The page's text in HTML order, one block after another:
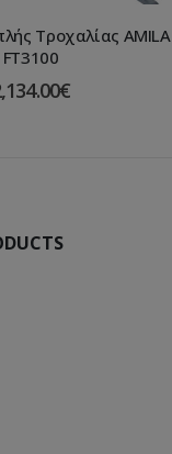
Τροχαλίας AMILA
FT3100
€